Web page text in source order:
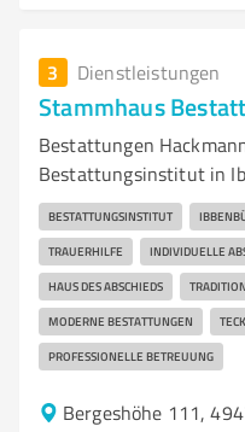
3 Dienstleistungen
Stammhaus
Bestattungen
Bestattungsinstitut in
BESTATTUNGSINSTITUT
TRAUERHILFE INDIVIDUELLE
HAUS DES ABSCHIEDS
MODERNE BESTATTUNGEN
PROFESSIONELLE BETREUUNG
Bergeshöhe 111,